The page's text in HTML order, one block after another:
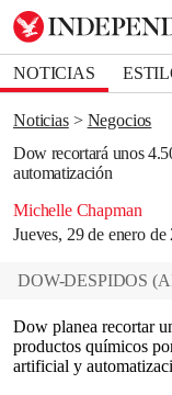
NOTICIAS
DEPORTES
Noticias
Negocios
Dow recortará unos
automatización
Michelle Chapman
Jueves, 29 de enero
Bookmark
Removed from
Close popover
DOW-DESPIDOS (
Dow planea recortar
productos químicos
artificial y